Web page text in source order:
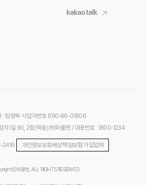
kakaotalk
: 임영묵 사업자번호 690-86-01806
지1길 90, 2층(역동) ㈜화물맨 / 대표번호 : 1800-1234
2416 개인정보보호배상책임보험 가입업체
화물맨, ALL RIGHTS RESERVED.